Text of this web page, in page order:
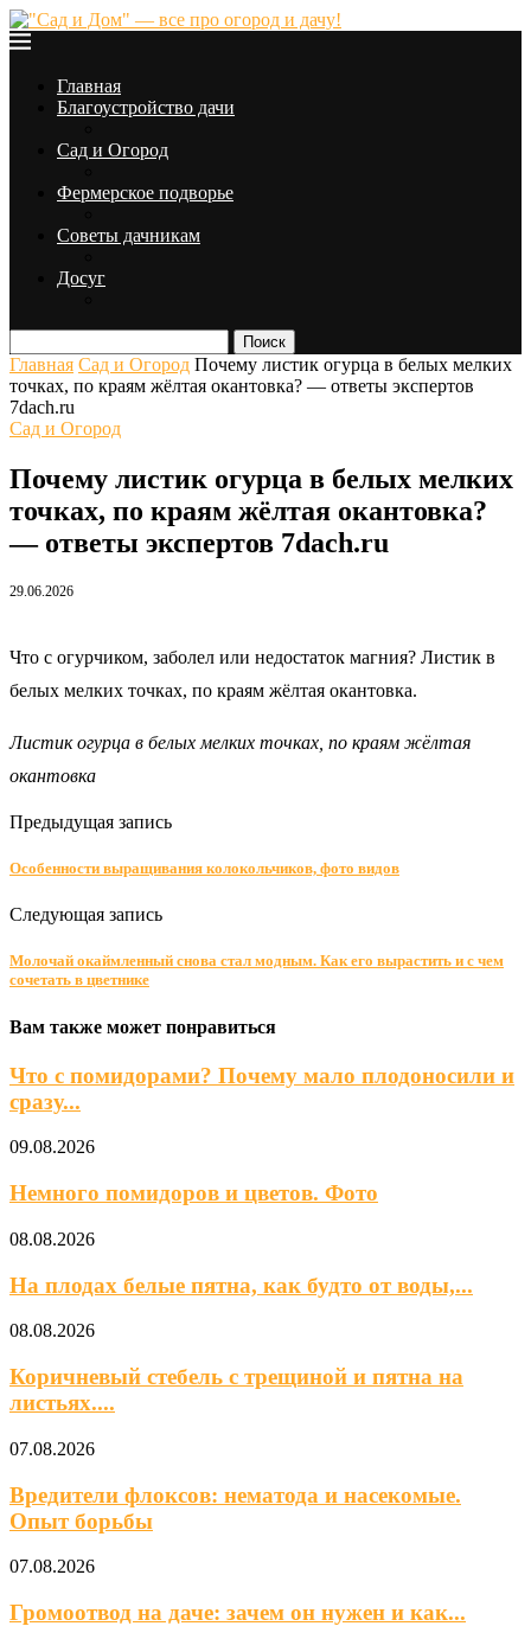
Главная
Благоустройство дачи
Сад и Огород
Фермерское подворье
Советы дачникам
Досуг
Поиск
Главная Сад и Огород Почему листик огурца в белых мелких
точках, по краям жёлтая окантовка? — ответы экспертов
7dach.ru
Сад и Огород
Почему листик огурца в белых мелких
точках, по краям жёлтая окантовка?
— ответы экспертов 7dach.ru
29.06.2026
Что с огурчиком, заболел или недостаток магния? Листик в
белых мелких точках, по краям жёлтая окантовка.
Листик огурца в белых мелких точках, по краям жёлтая
окантовка
Предыдущая запись
Особенности выращивания колокольчиков, фото видов
Следующая запись
Молочай окаймленный снова стал модным. Как его вырастить и с чем
сочетать в цветнике
Вам также может понравиться
Что с помидорами? Почему мало плодоносили и
сразу...
09.08.2026
Немного помидоров и цветов. Фото
08.08.2026
На плодах белые пятна, как будто от воды,...
08.08.2026
Коричневый стебель с трещиной и пятна на
листьях....
07.08.2026
Вредители флоксов: нематода и насекомые.
Опыт борьбы
07.08.2026
Громоотвод на даче: зачем он нужен и как...